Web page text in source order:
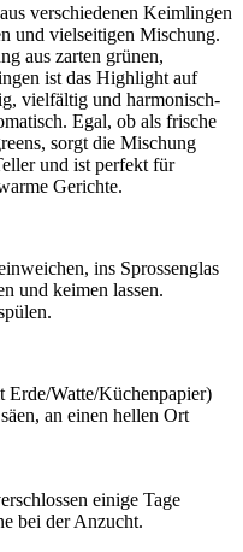
verschiedenen Keimlingen
und vielseitigen Mischung.
aus zarten grünen,
ist das Highlight auf
vielfältig und harmonisch-
Egal, ob als frische
sorgt die Mischung
und ist perfekt für
Gerichte.
ins Sprossenglas
und keimen lassen.
Erde/Watte/Küchenpapier)
an einen hellen Ort
einige Tage
bei der Anzucht.